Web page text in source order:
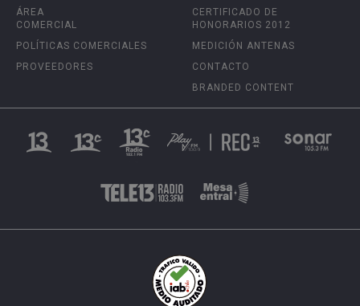
ÁREA
COMERCIAL
POLÍTICAS COMERCIALES
PROVEEDORES
CERTIFICADO DE
HONORARIOS 2012
MEDICIÓN ANTENAS
CONTACTO
BRANDED CONTENT